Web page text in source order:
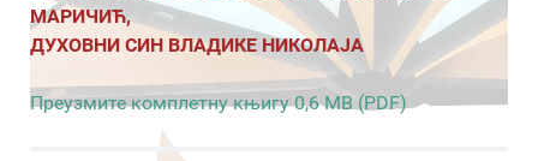
МАРИЧИЋ,
ДУХОВНИ СИН ВЛАДИКЕ НИКОЛАЈА
Преузмите комплетну књигу 0,6 MB (PDF)